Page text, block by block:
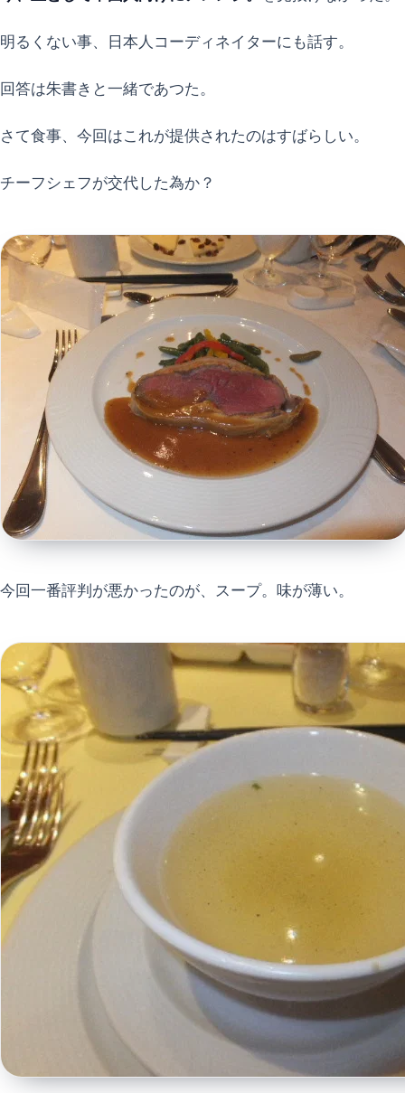
明るくない事、日本人コーディネイターにも話す。
回答は朱書きと一緒であつた。
さて食事、今回はこれが提供されたのはすばらしい。
チーフシェフが交代した為か？
今回一番評判が悪かったのが、スープ。味が薄い。